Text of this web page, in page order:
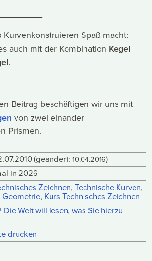
Kurvenkonstruieren Spaß macht:
auch mit der Kombination Kegel
.
Beitrag beschäftigen wir uns mit
von zwei einander
Prismen.
(geändert: 10.04.2016)
in 2026
Zeichnen, Technische Kurven,
Geometrie, Kurs Technisches Zeichnen
Die Welt will lesen, was Sie hierzu
drucken